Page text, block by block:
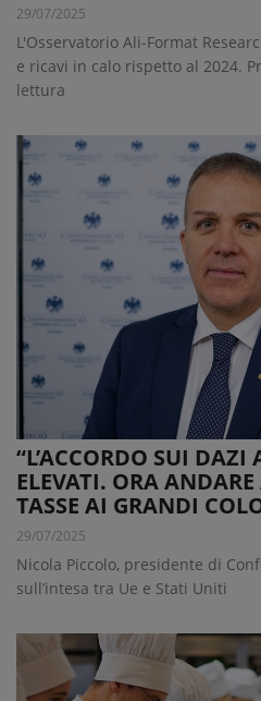
29/07/2025
L'Osservatorio Ali-Format
e ricavi in calo rispetto al 2024.
lettura
“L’ACCORDO SUI DAZI
ELEVATI. ORA
TASSE AI GRANDI
29/07/2025
Nicola Piccolo, presidente di
sull’intesa tra Ue e Stati Uniti